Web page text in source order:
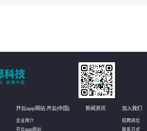
开云app网站-开云(中国)
企业简介
开云app网站
新闻资讯 加入我们
招聘岗位
联系方式